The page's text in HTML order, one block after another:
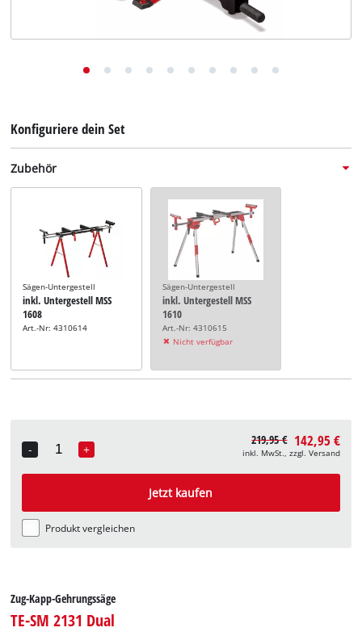
Konfiguriere dein Set
Zubehör
Sägen-Untergestell
inkl. Untergestell MSS
1608
Art.-Nr: 4310614
Sägen-Untergestell
inkl. Untergestell MSS
1610
Art.-Nr: 4310615
Nicht verfügbar
-
Quantity
+
219,95 € 142,95 €
inkl. MwSt., zzgl. Versand
Jetzt kaufen
Produkt vergleichen
Zug-Kapp-Gehrungssäge
TE-SM 2131 Dual